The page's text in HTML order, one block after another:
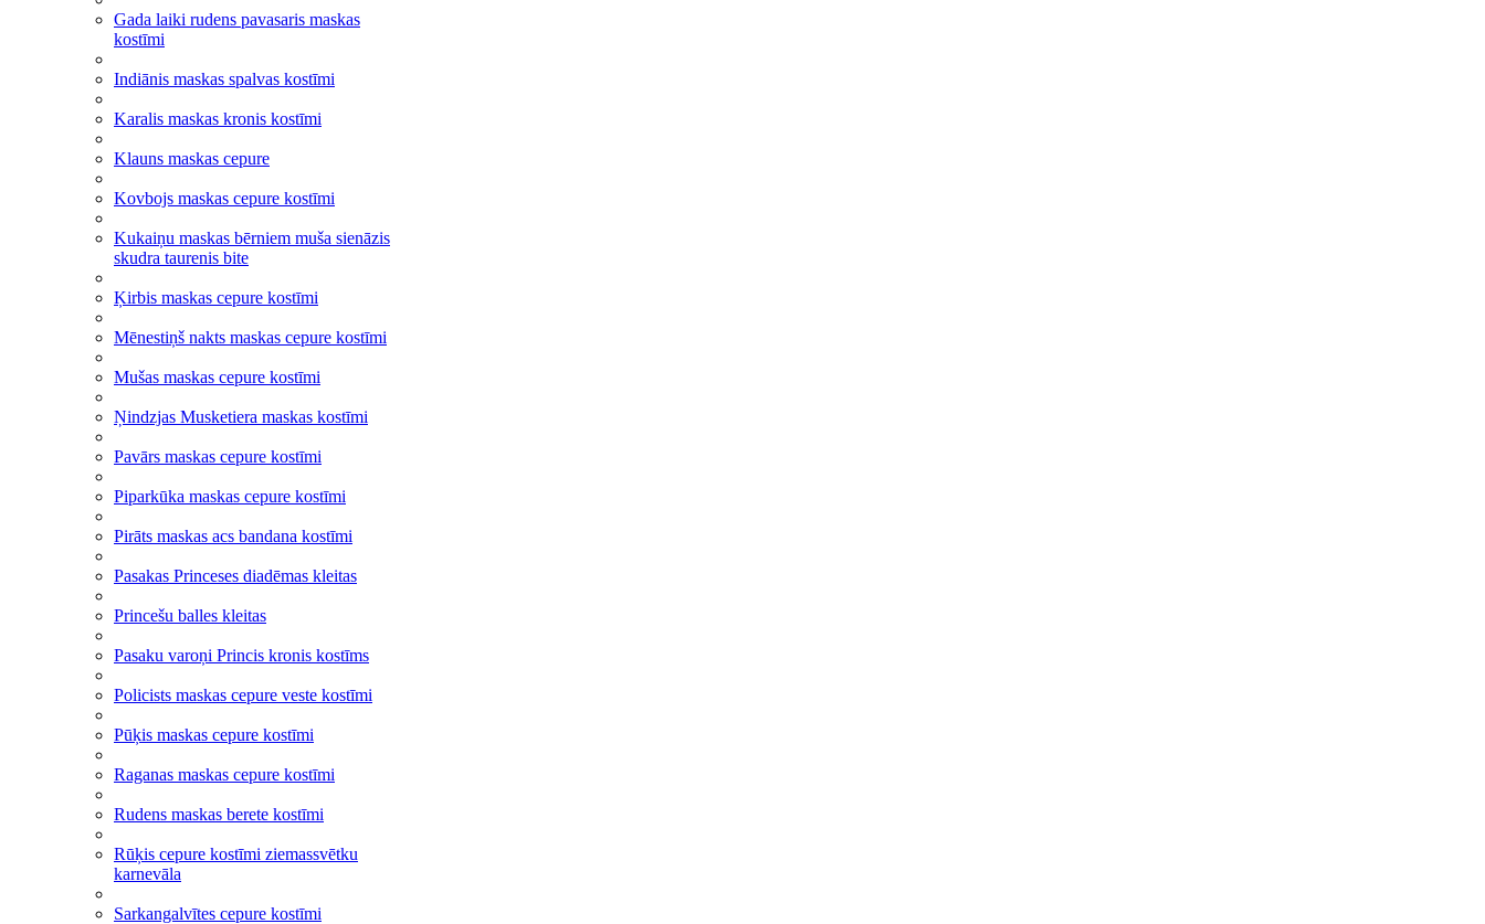
Gada laiki rudens pavasaris maskas
kostīmi
Indiānis maskas spalvas kostīmi
Karalis maskas kronis kostīmi
Klauns maskas cepure
Kovbojs maskas cepure kostīmi
Kukaiņu maskas bērniem muša sienāzis
skudra taurenis bite
Ķirbis maskas cepure kostīmi
Mēnestiņš nakts maskas cepure kostīmi
Mušas maskas cepure kostīmi
Ņindzjas Musketiera maskas kostīmi
Pavārs maskas cepure kostīmi
Piparkūka maskas cepure kostīmi
Pirāts maskas acs bandana kostīmi
Pasakas Princeses diadēmas kleitas
Princešu balles kleitas
Pasaku varoņi Princis kronis kostīms
Policists maskas cepure veste kostīmi
Pūķis maskas cepure kostīmi
Raganas maskas cepure kostīmi
Rudens maskas berete kostīmi
Rūķis cepure kostīmi ziemassvētku
karnevāla
Sarkangalvītes cepure kostīmi